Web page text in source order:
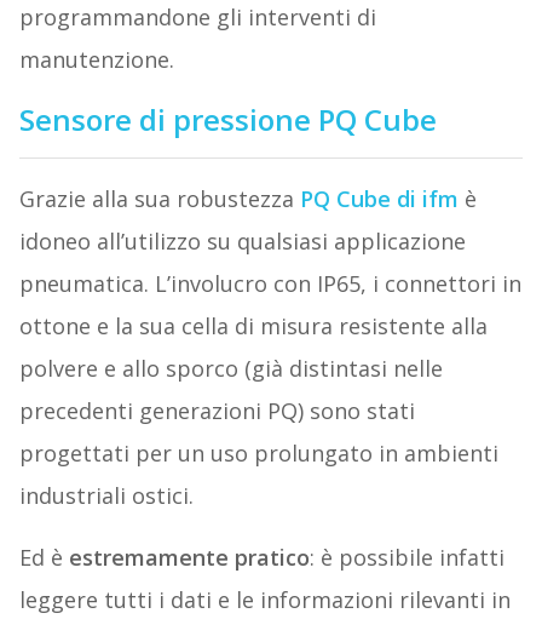
programmandone gli interventi di
manutenzione.
Sensore di pressione PQ Cube
Grazie alla sua robustezza PQ Cube di ifm è
idoneo all’utilizzo su qualsiasi applicazione
pneumatica. L’involucro con IP65, i connettori in
ottone e la sua cella di misura resistente alla
polvere e allo sporco (già distintasi nelle
precedenti generazioni PQ) sono stati
progettati per un uso prolungato in ambienti
industriali ostici.
Ed è estremamente pratico: è possibile infatti
leggere tutti i dati e le informazioni rilevanti in